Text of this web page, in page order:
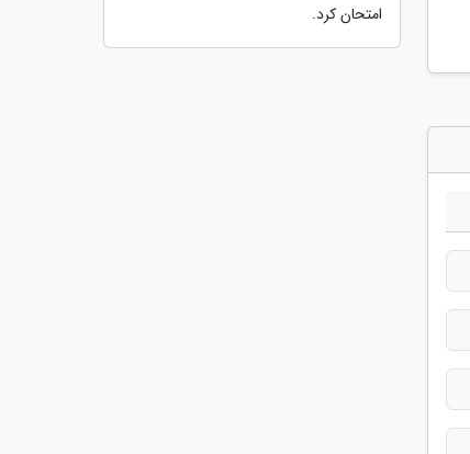
امتحان کرد.